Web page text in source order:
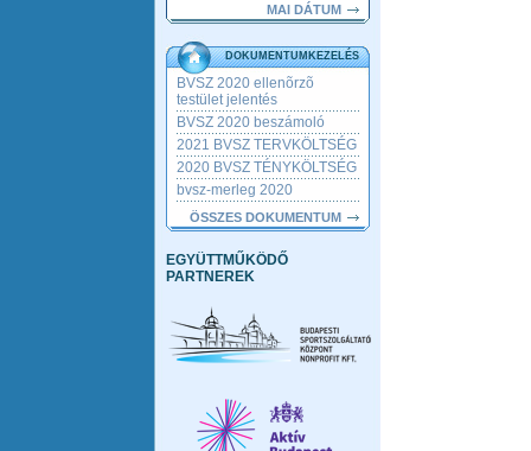
MAI DÁTUM
DOKUMENTUMKEZELÉS
BVSZ 2020 ellenõrzõ
testület jelentés
BVSZ 2020 beszámoló
2021 BVSZ TERVKÖLTSÉG
2020 BVSZ TÉNYKÖLTSÉG
bvsz-merleg 2020
ÖSSZES DOKUMENTUM
EGYÜTTMŰKÖDŐ
PARTNEREK